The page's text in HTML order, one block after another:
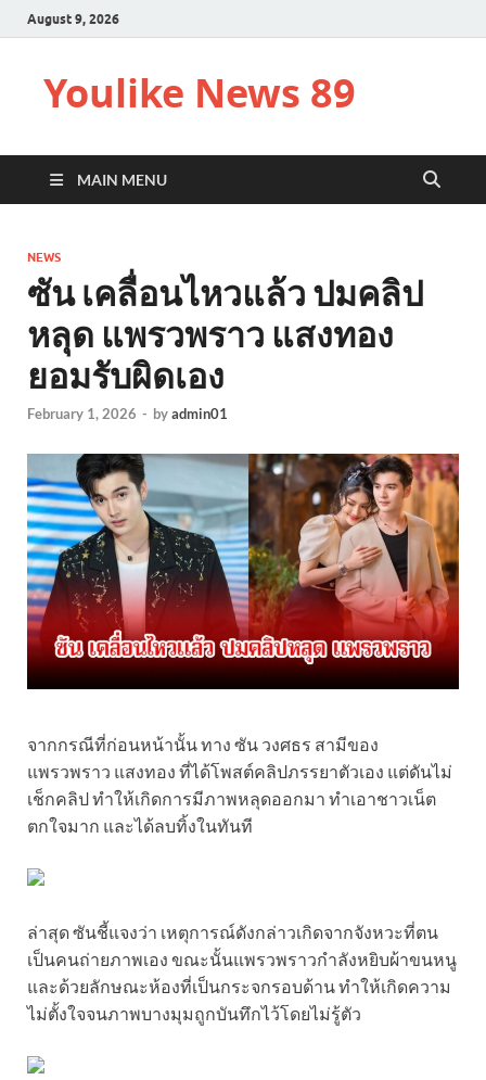
August 9, 2026
Youlike News 89
MAIN MENU
NEWS
ซัน เคลื่อนไหวแล้ว ปมคลิป
หลุด แพรวพราว แสงทอง
ยอมรับผิดเอง
February 1, 2026 - byadmin01
จากกรณีที่ก่อนหน้านั้น ทาง ซัน วงศธร สามีของ
แพรวพราว แสงทอง ที่ได้โพสต์คลิปภรรยาตัวเอง แต่ดันไม่
เช็กคลิป ทำให้เกิดการมีภาพหลุดออกมา ทำเอาชาวเน็ต
ตกใจมาก และได้ลบทิ้งในทันที
ล่าสุด ซันชี้แจงว่า เหตุการณ์ดังกล่าวเกิดจากจังหวะที่ตน
เป็นคนถ่ายภาพเอง ขณะนั้นแพรวพราวกำลังหยิบผ้าขนหนู
และด้วยลักษณะห้องที่เป็นกระจกรอบด้าน ทำให้เกิดความ
ไม่ตั้งใจจนภาพบางมุมถูกบันทึกไว้โดยไม่รู้ตัว